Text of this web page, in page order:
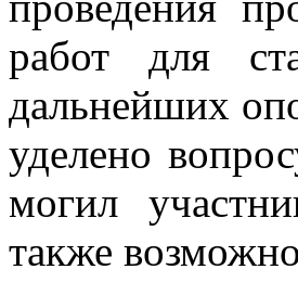
работ для
дальнейших
уделено
могил
также